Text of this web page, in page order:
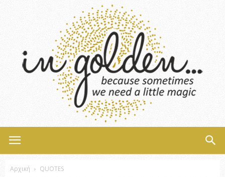
Αρχική QUOTES